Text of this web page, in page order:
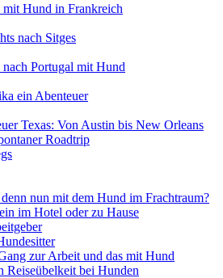
Hund in Frankreich
nach Sitges
Portugal mit Hund
ein Abenteuer
Texas: Von Austin bis New Orleans
Roadtrip
nun mit dem Hund im Frachtraum?
im Hotel oder zu Hause
zur Arbeit und das mit Hund
Reiseübelkeit bei Hunden